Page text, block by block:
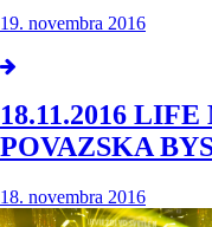
19. novembra 2016
18.11.2016
POVAZSKA
18. novembra 2016